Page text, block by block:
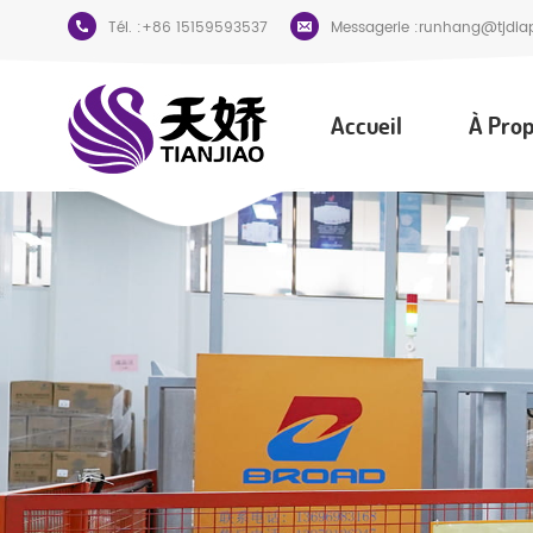
Tél. :+86 15159593537 Messagerie :
Accueil À